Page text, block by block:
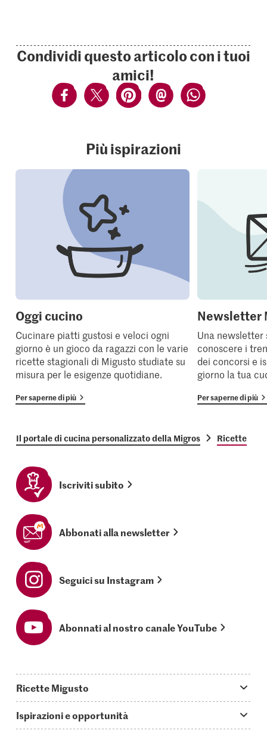
Condividi questo articolo con i tuoi
amici!
Più ispirazioni
Oggi cucino
Cucinare piatti gustosi e veloci ogni
giorno è un gioco da ragazzi con le varie
ricette stagionali di Migusto studiate su
misura per le esigenze quotidiane.
Per saperne di più
Newsletter
Una
conoscere i
dei concorsi e
giorno la tua
Per saperne di più
Il portale di cucina personalizzato della Migros Ricette
Iscriviti subito
Abbonati alla newsletter
Seguici su Instagram
Abonnati al nostro canale YouTube
Ricette Migusto
Oggi cucino
Ispirazioni e opportunità